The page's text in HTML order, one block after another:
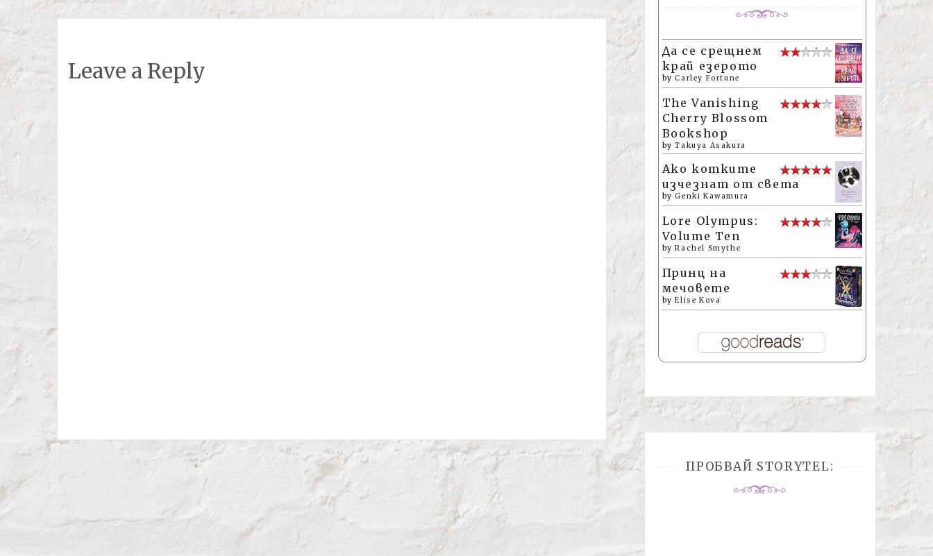
Leave a Reply
Да се срещнем
край езерото
byCarley Fortune
The Vanishing
Cherry Blossom
Bookshop
byTakuya Asakura
Ако котките
изчезнат от света
byGenki Kawamura
Lore Olympus:
Volume Ten
byRachel Smythe
Принц на
мечовете
byElise Kova
ПРОБВАЙ STORYTEL: